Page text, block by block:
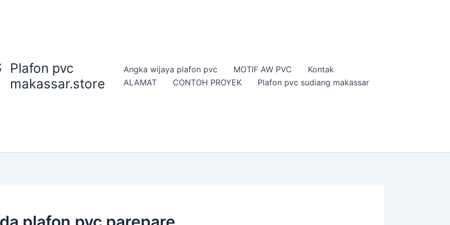
Plafon pvc
makassar.store
Angka wijaya plafon pvc MOTIF AW PVC
Kontak
ALAMAT
CONTOH PROYEK Plafon pvc sudiang makassar